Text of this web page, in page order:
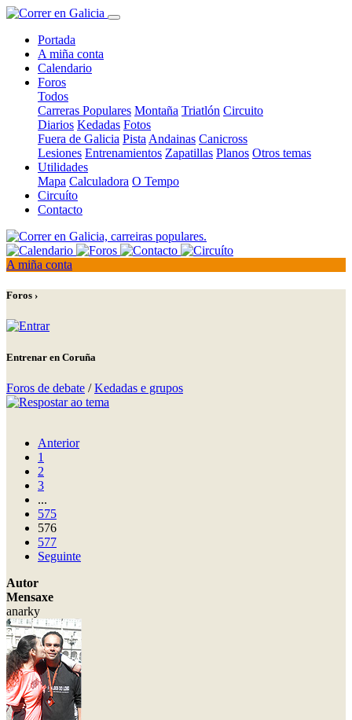
Portada
A miña conta
Calendario
Foros
Todos
Carreras Populares Montaña Triatlón Circuito
Diarios Kedadas Fotos
Fuera de Galicia Pista Andainas Canicross
Lesiones Entrenamientos Zapatillas Planos Otros temas
Utilidades
Mapa Calculadora O Tempo
Circuíto
Contacto
A miña conta
Foros ›
Entrenar en Coruña
Foros de debate /Kedadas e grupos
Anterior
1
2
3
...
575
576
577
Seguinte
Autor
Mensaxe
anarky